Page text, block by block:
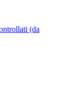
(da